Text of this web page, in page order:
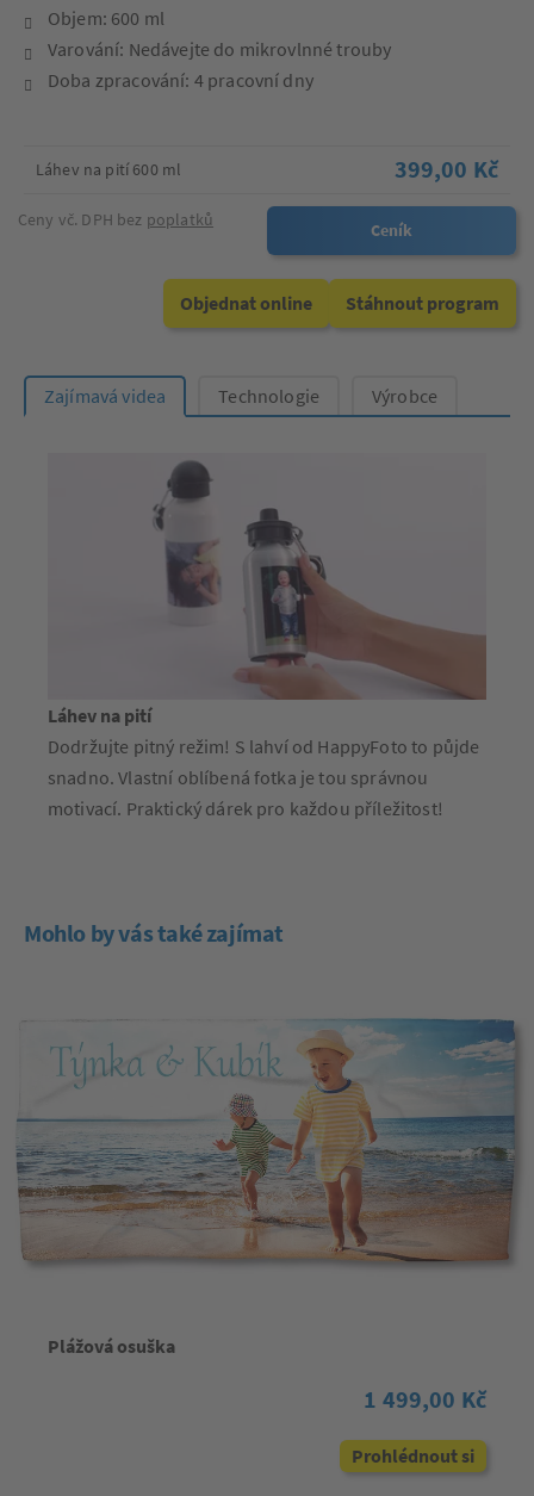
Objem: 600 ml
Varování: Nedávejte do mikrovlnné trouby
Doba zpracování: 4 pracovní dny
Láhev na pití 600 ml 399,00 Kč
Ceník
Ceny vč. DPH bez poplatků
Objednat online Stáhnout program
Zajímavá videa Technologie Výrobce
Láhev na pití
Dodržujte pitný režim! S lahví od HappyFoto to půjde
snadno. Vlastní oblíbená fotka je tou správnou
motivací. Praktický dárek pro každou příležitost!
Mohlo by vás také zajímat
Plážová osuška
1 499,00 Kč
Prohlédnout si